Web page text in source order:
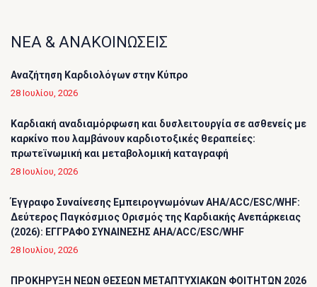
ΝΕΑ & ΑΝΑΚΟΙΝΩΣΕΙΣ
Αναζήτηση Καρδιολόγων στην Κύπρο
28 Ιουλίου, 2026
Καρδιακή αναδιαμόρφωση και δυσλειτουργία σε ασθενείς με
καρκίνο που λαμβάνουν καρδιοτοξικές θεραπείες:
πρωτεϊνωμική και μεταβολομική καταγραφή
28 Ιουλίου, 2026
Έγγραφο Συναίνεσης Εμπειρογνωμόνων AHA/ACC/ESC/WHF:
Δεύτερος Παγκόσμιος Ορισμός της Καρδιακής Ανεπάρκειας
(2026): ΕΓΓΡΑΦΟ ΣΥΝΑΙΝΕΣΗΣ AHA/ACC/ESC/WHF
28 Ιουλίου, 2026
ΠΡΟΚΗΡΥΞΗ ΝΕΩΝ ΘΕΣΕΩΝ ΜΕΤΑΠΤΥΧΙΑΚΩΝ ΦΟΙΤΗΤΩΝ 2026